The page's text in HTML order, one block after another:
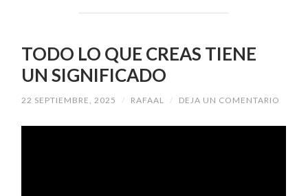
TODO LO QUE CREAS TIENE
UN SIGNIFICADO
22 SEPTIEMBRE, 2025 / RAFAAL / DEJA UN COMENTARIO